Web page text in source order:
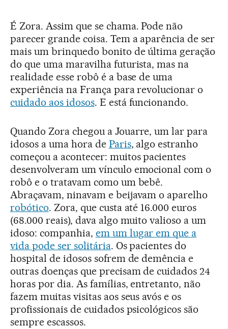
É Zora. Assim que se chama. Pode não
parecer grande coisa. Tem a aparência de ser
mais um brinquedo bonito de última geração
do que uma maravilha futurista, mas na
realidade esse robô é a base de uma
experiência na França para revolucionar o
cuidado aos idosos. E está funcionando.
Quando Zora chegou a Jouarre, um lar para
idosos a uma hora de Paris, algo estranho
começou a acontecer: muitos pacientes
desenvolveram um vínculo emocional com o
robô e o tratavam como um bebê.
Abraçavam, ninavam e beijavam o aparelho
robótico. Zora, que custa até 16.000 euros
(68.000 reais), dava algo muito valioso a um
idoso: companhia, em um lugar em que a
vida pode ser solitária. Os pacientes do
hospital de idosos sofrem de demência e
outras doenças que precisam de cuidados 24
horas por dia. As famílias, entretanto, não
fazem muitas visitas aos seus avós e os
profissionais de cuidados psicológicos são
sempre escassos.